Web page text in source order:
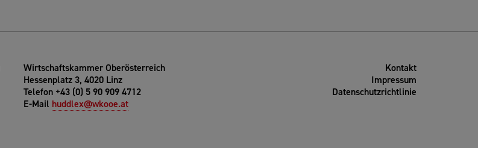
Wirtschaftskammer Oberösterreich
Hessenplatz 3, 4020 Linz
Telefon +43 (0) 5 90 909 4712
E-Mail huddlex@wkooe.at
Kontakt
Impressum
Datenschutzrichtlinie